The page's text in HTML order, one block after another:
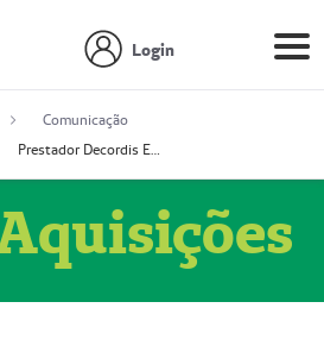
Login
Comunicação
Prestador Decordis Exames Cardiológicos LTDA (51004347-4)